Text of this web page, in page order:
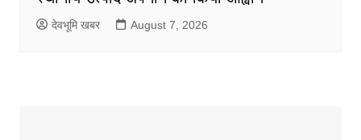
देवभूमि खबर August 7, 2026